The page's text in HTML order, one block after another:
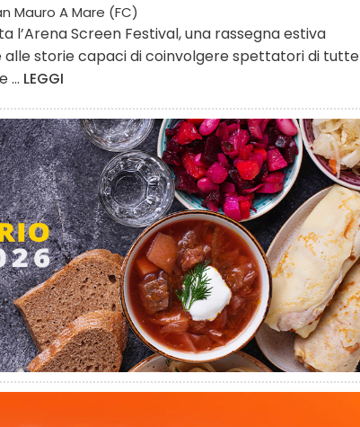
Mauro A Mare (FC)
l’Arena Screen Festival, una rassegna estiva
storie capaci di coinvolgere spettatori di tutte
... LEGGI